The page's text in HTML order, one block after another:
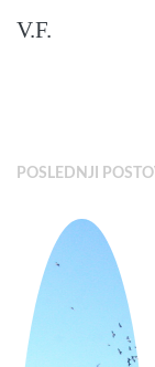
V.F.
POSLEDNJI